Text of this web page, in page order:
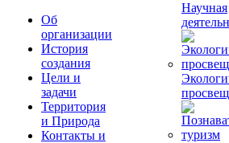
Об
организации
История
создания
Цели и
задачи
Территория
и Природа
Контакты и
Научная